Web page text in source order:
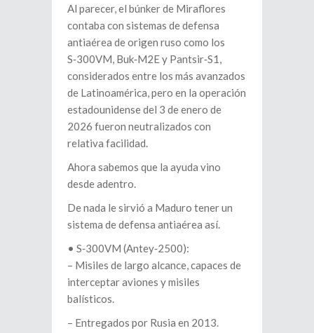
Al parecer, el búnker de Miraflores
contaba con sistemas de defensa
antiaérea de origen ruso como los
S‑300VM, Buk‑M2E y Pantsir‑S1,
considerados entre los más avanzados
de Latinoamérica, pero en la operación
estadounidense del 3 de enero de
2026 fueron neutralizados con
relativa facilidad.
Ahora sabemos que la ayuda vino
desde adentro.
De nada le sirvió a Maduro tener un
sistema de defensa antiaérea así.
•⁠ ⁠S‑300VM (Antey‑2500):
– Misiles de largo alcance, capaces de
interceptar aviones y misiles
balísticos.
– Entregados por Rusia en 2013.